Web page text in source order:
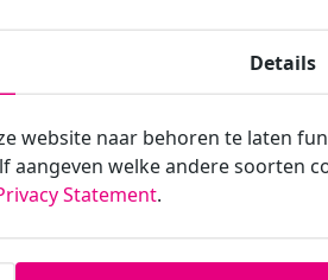
Details
website naar behoren te laten
aangeven welke andere soorten
Statement.